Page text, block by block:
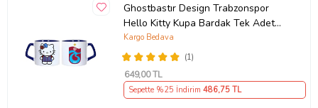
Ghostbastır Design Trabzonspor
Hello Kitty Kupa Bardak Tek Adet
089
(1)
Kargo Bedava
649,00 TL
Sepette %25 İndirim 486,75 TL